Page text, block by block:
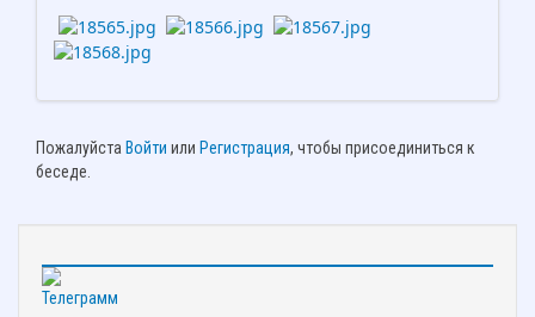
Пожалуйста Войти или Регистрация, чтобы присоединиться к
беседе.